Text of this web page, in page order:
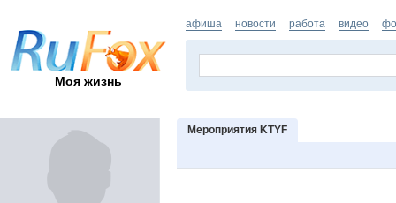
Моя жизнь
афиша новости работа видео
Мероприятия KTYF